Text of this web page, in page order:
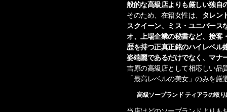
般的な高級店よりも厳しい独自
そのため、在籍女性は、 タレン
スクイーン、ミス・ユニバース
オ、上場企業の秘書など、接客
歴を持つ正真正銘のハイレベル
姿端麗であるだけでなく、マナ
吉原の高級店として相応しい品
「最高レベルの美女」のみを
高級ソープランド ティアラの取り